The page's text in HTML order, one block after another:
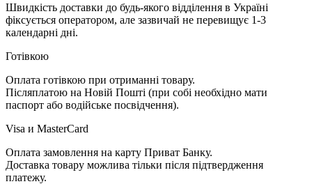
Швидкість доставки до будь-якого відділення в Україні
фіксується оператором, але зазвичай не перевищує 1-3
календарні дні.
Готівкою
Оплата готівкою при отриманні товару.
Післяплатою на Новій Пошті (при собі необхідно мати
паспорт або водійське посвідчення).
Visa и MasterCard
Оплата замовлення на карту Приват Банку.
Доставка товару можлива тільки після підтвердження
платежу.